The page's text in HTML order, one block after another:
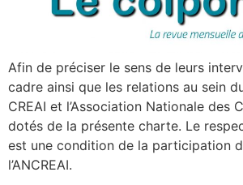
Afin de préciser le sens de leurs
cadre ainsi que les relations au sein
CREAI et l’Association Nationale des
dotés de la présente charte. Le
est une condition de la participation
l’ANCREAI.